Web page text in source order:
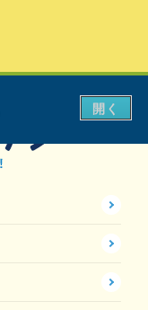
開く